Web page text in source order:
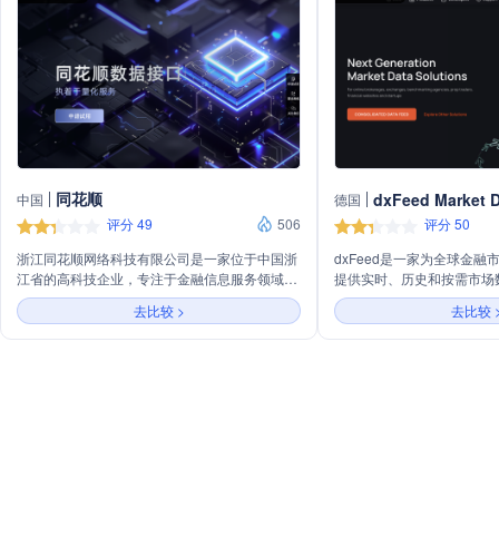
中国 同花顺
评分 49
506
浙江同花顺网络科技有限公司是一家位于中国浙
江省的高科技企业，专注于金融信息服务领域。
公司以创新技术为驱动，提供包括证券、期货、
外汇等金融市场的数据分析、交易系统和投资工
具。同花顺致力于通过其平台和软件，为投资者
去比较 >
德国 dxFeed Market
评分 50
dxFeed是一家为全球金融
提供实时、历史和按需市
司主营业务包括股票、
数、固定收益、外汇、加
服务，同时提供数据聚合
去比较